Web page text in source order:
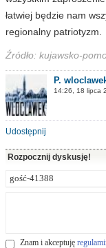
łatwiej będzie nam
regionalny patriotyzm.
Źródło: kujawsko-
P.
14:26, 18 lipca
Udostępnij
Rozpocznij dyskusję!
Znam i akceptuję